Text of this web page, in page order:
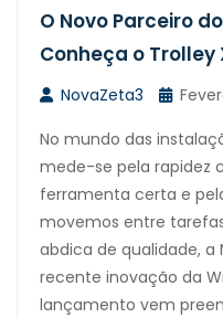
O Novo Parceiro
Conheça o Trolley
NovaZeta3
No mundo das
mede-se pela rapidez
ferramenta certa e
movemos entre
abdica de qualidade, a
recente inovação da
lançamento vem